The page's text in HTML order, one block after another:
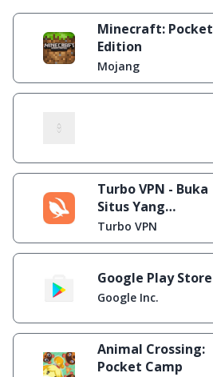
Minecraft: Pocket
Edition
Mojang
Turbo VPN - Buka
Situs Yang
Diblokir
Turbo VPN
Google Play Store
Google Inc.
Animal Crossing:
Pocket Camp